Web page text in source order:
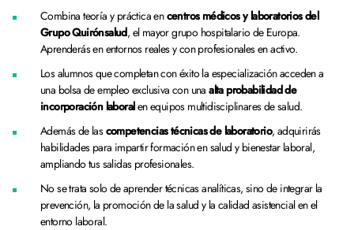
Combina teoría y práctica encentros médicos y laboratorios del
Grupo Quirónsalud, el mayor grupo hospitalario de Europa.
Aprenderás en entornos reales y con profesionales en activo.
Los alumnos que completan con éxito la especialización acceden a
una bolsa de empleo exclusiva con unaalta probabilidad de
incorporación laboralen equipos multidisciplinares de salud.
Además de lascompetencias técnicas de laboratorio, adquirirás
habilidades para impartir formación en salud y bienestar laboral,
ampliando tus salidas profesionales.
No se trata solo de aprender técnicas analíticas, sino de integrar la
prevención, la promoción de la salud y la calidad asistencial en el
entorno laboral.